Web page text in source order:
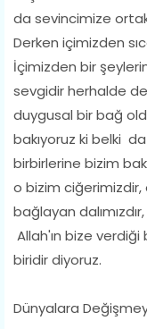
da sevincimize
Derken içimizden
İçimizden bir
sevgidir herhalde
duygusal bir bağ
bakıyoruz ki belki
birbirlerine bizim
o bizim
bağlayan
Allah'ın bize
biridir diyoruz.
Dünyalara